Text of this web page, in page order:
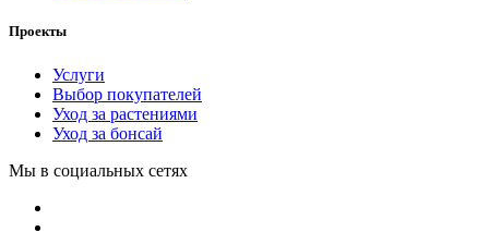
Проекты
Услуги
Выбор покупателей
Уход за растениями
Уход за бонсай
Мы в социальных сетях